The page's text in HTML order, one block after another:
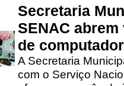
Secretaria
SENAC
de
A Secretaria
com o Serviço